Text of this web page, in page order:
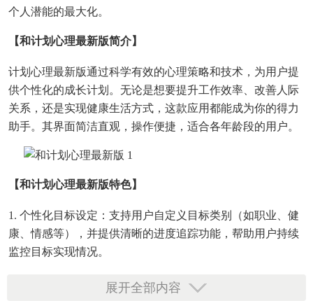
个人潜能的最大化。
【和计划心理最新版简介】
计划心理最新版通过科学有效的心理策略和技术，为用户提
供个性化的成长计划。无论是想要提升工作效率、改善人际
关系，还是实现健康生活方式，这款应用都能成为你的得力
助手。其界面简洁直观，操作便捷，适合各年龄段的用户。
【和计划心理最新版特色】
1. 个性化目标设定：支持用户自定义目标类别（如职业、健
康、情感等），并提供清晰的进度追踪功能，帮助用户持续
监控目标实现情况。
2. 习惯养成模式：提供多种习惯培养方案，如定时提醒、逐
展开全部内容